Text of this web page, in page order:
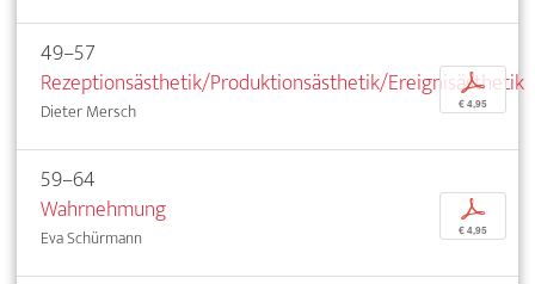
49–57
Rezeptionsästhetik/Produktionsästhetik/Ereignisästhetik
Dieter Mersch
p
€ 4,95
59–64
Wahrnehmung
Eva Schürmann
p
€ 4,95